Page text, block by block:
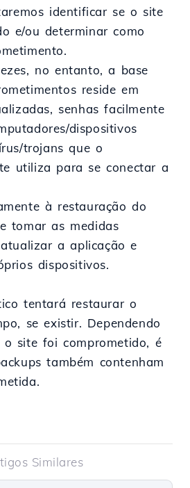
identificar se o site
e/ou determinar como
no entanto, a base
reside em
senhas facilmente
dispositivos
trojans que o
utiliza para se conectar a
à restauração do
tomar as medidas
a aplicação e
dispositivos.
tentará restaurar o
se existir. Dependendo
site foi comprometido, é
também contenham
Similares